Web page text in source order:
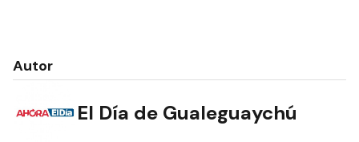
Autor
El Día de Gualeguaychú